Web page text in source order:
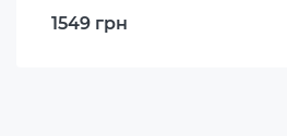
1549 грн